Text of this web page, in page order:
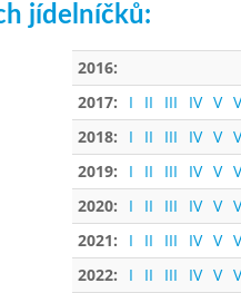
jídelníčků:
2016:
2017:
I II III IV V
2018:
I II III IV V
2019:
I II III IV V
2020:
I II III IV V
2021:
I II III IV V
2022:
I II III IV V